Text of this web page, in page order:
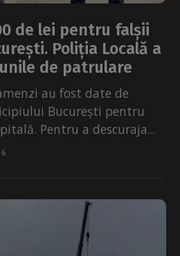
de lei pentru falșii
Poliția Locală a
de patrulare
au fost date de
București pentru
Pentru a descuraja...